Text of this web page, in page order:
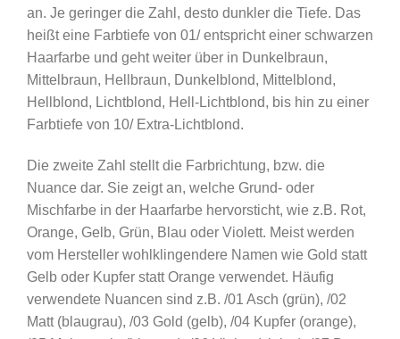
an. Je geringer die Zahl, desto dunkler die Tiefe. Das
heißt eine Farbtiefe von 01/ entspricht einer schwarzen
Haarfarbe und geht weiter über in Dunkelbraun,
Mittelbraun, Hellbraun, Dunkelblond, Mittelblond,
Hellblond, Lichtblond, Hell-Lichtblond, bis hin zu einer
Farbtiefe von 10/ Extra-Lichtblond.
Die zweite Zahl stellt die Farbrichtung, bzw. die
Nuance dar. Sie zeigt an, welche Grund- oder
Mischfarbe in der Haarfarbe hervorsticht, wie z.B. Rot,
Orange, Gelb, Grün, Blau oder Violett. Meist werden
vom Hersteller wohlklingendere Namen wie Gold statt
Gelb oder Kupfer statt Orange verwendet. Häufig
verwendete Nuancen sind z.B. /01 Asch (grün), /02
Matt (blaugrau), /03 Gold (gelb), /04 Kupfer (orange),